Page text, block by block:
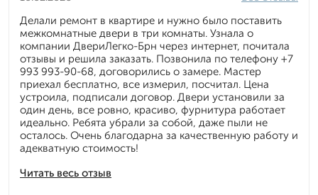
Читать весь отзыв
Делали ремонт в квартире и нужно было поставить
межкомнатные двери в три комнаты. Узнала о
компании ДвериЛегко-Брн через интернет, почитала
отзывы и решила заказать. Позвонила по телефону +7
993 993-90-68, договорились о замере. Мастер
приехал бесплатно, все измерил, посчитал. Цена
устроила, подписали договор. Двери установили за
один день, все ровно, красиво, фурнитура работает
идеально. Ребята убрали за собой, даже пыли не
осталось. Очень благодарна за качественную работу и
адекватную стоимость!